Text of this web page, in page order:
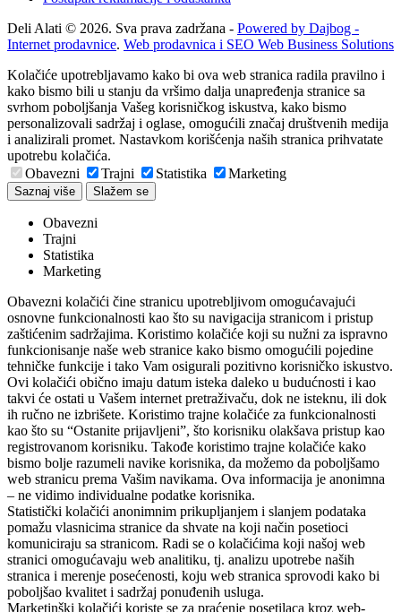
Deli Alati © 2026. Sva prava zadržana - Powered by Dajbog -
Internet prodavnice. Web prodavnica i SEO Web Business Solutions
Kolačiće upotrebljavamo kako bi ova web stranica radila pravilno i
kako bismo bili u stanju da vršimo dalja unapređenja stranice sa
svrhom poboljšanja Vašeg korisničkog iskustva, kako bismo
personalizovali sadržaj i oglase, omogućili značaj društvenih medija
i analizirali promet. Nastavkom korišćenja naših stranica prihvatate
upotrebu kolačića.
Obavezni
Trajni Statistika Marketing
Saznaj više Slažem se
Obavezni
Trajni
Statistika
Marketing
Obavezni kolačići čine stranicu upotrebljivom omogućavajući
osnovne funkcionalnosti kao što su navigacija stranicom i pristup
zaštićenim sadržajima. Koristimo kolačiće koji su nužni za ispravno
funkcionisanje naše web stranice kako bismo omogućili pojedine
tehničke funkcije i tako Vam osigurali pozitivno korisničko iskustvo.
Ovi kolačići obično imaju datum isteka daleko u budućnosti i kao
takvi će ostati u Vašem internet pretraživaču, dok ne isteknu, ili dok
ih ručno ne izbrišete. Koristimo trajne kolačiće za funkcionalnosti
kao što su “Ostanite prijavljeni”, što korisniku olakšava pristup kao
registrovanom korisniku. Takođe koristimo trajne kolačiće kako
bismo bolje razumeli navike korisnika, da možemo da poboljšamo
web stranicu prema Vašim navikama. Ova informacija je anonimna
– ne vidimo individualne podatke korisnika.
Statistički kolačići anonimnim prikupljanjem i slanjem podataka
pomažu vlasnicima stranice da shvate na koji način posetioci
komuniciraju sa stranicom. Radi se o kolačićima koji našoj web
stranici omogućavaju web analitiku, tj. analizu upotrebe naših
stranica i merenje posećenosti, koju web stranica sprovodi kako bi
poboljšao kvalitet i sadržaj ponuđenih usluga.
Marketinški kolačići koriste se za praćenje posetilaca kroz web-